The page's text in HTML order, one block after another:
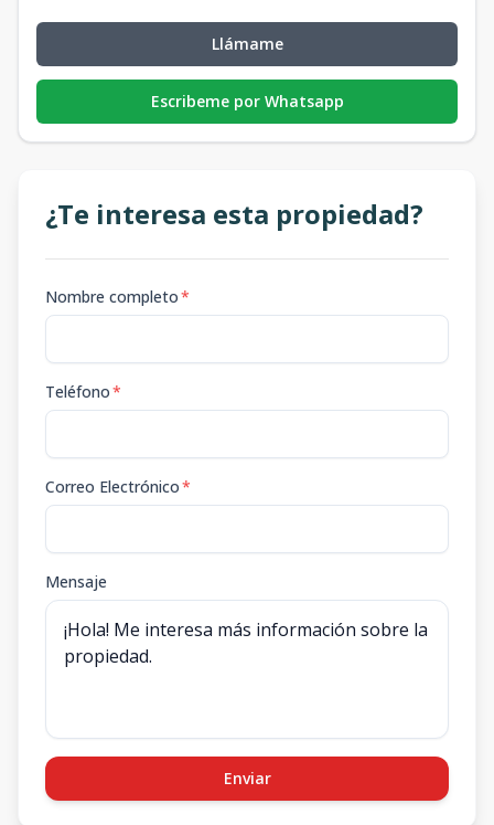
Llámame
Escribeme por Whatsapp
¿Te interesa esta propiedad?
Nombre completo*
Teléfono*
Correo Electrónico*
Mensaje
Enviar